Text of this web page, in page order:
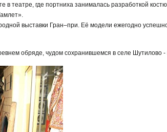
в театре, где портниха занималась разработкой
выставки Гран–при. Её модели ежегодно
обряде, чудом сохранившемся в селе Шутилово -